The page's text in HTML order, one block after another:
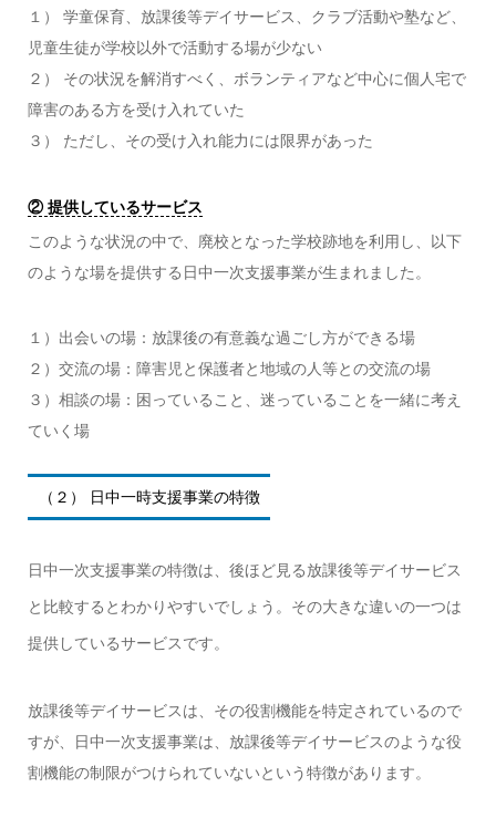
１） 学童保育、放課後等デイサービス、クラブ活動や塾など、
児童生徒が学校以外で活動する場が少ない
２） その状況を解消すべく、ボランティアなど中心に個人宅で
障害のある方を受け入れていた
３） ただし、その受け入れ能力には限界があった
② 提供しているサービス
このような状況の中で、廃校となった学校跡地を利用し、以下
のような場を提供する日中一次支援事業が生まれました。
１）出会いの場：放課後の有意義な過ごし方ができる場
２）交流の場：障害児と保護者と地域の人等との交流の場
３）相談の場：困っていること、迷っていることを一緒に考え
ていく場
（２） 日中一時支援事業の特徴
日中一次支援事業の特徴は、後ほど見る放課後等デイサービス
と比較するとわかりやすいでしょう。その大きな違いの一つは
提供しているサービスです。
放課後等デイサービスは、その役割機能を特定されているので
すが、日中一次支援事業は、放課後等デイサービスのような役
割機能の制限がつけられていないという特徴があります。